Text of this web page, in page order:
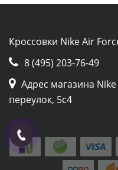
Кроссовки Nike Air
8 (495) 203-76-49
Адрес магазина
переулок, 5с4